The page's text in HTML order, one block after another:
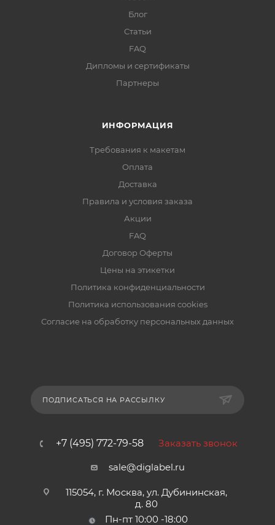
Блог
Статьи
FAQ
Дипломы и сертификаты
Партнеры
ИНФОРМАЦИЯ
Требования к макетам
Оплата
Доставка
Правила и условия заказа
Акции
FAQ
Договор Оферты
Цены на этикетки
Политика конфиденциальности
Политика использования cookies
Согласие на обработку персональных данных
ПОДПИСАТЬСЯ НА РАССЫЛКУ
+7 (495) 772-79-58 Заказать звонок
sale@diglabel.ru
115054, г. Москва, ул. Дубининская,
д. 80
Пн-пт 10:00 -18:00